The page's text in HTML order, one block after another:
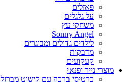
פאזלים
על גלגלים
משחקי עץ
Sonny Angel
לילדים גדולים ומבוגרים
מדבקות
קעקועים
מוצרי נייר ופנאי
כרטיסי ברכה עם קישוט מברזל